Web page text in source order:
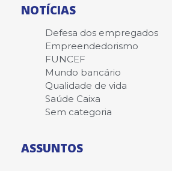
NOTÍCIAS
Defesa dos empregados
Empreendedorismo
FUNCEF
Mundo bancário
Qualidade de vida
Saúde Caixa
Sem categoria
ASSUNTOS